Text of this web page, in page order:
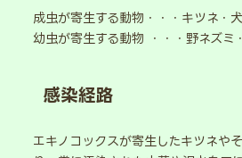
成虫が寄生する動物・・・キツネ・
幼虫が寄生する動物 ・・・野ネズミ
感染経路
エキノコックスが寄生したキツネや